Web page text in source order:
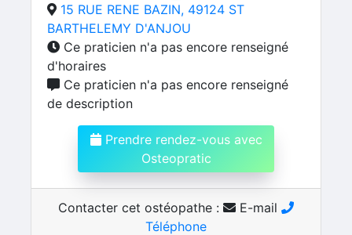
15 RUE RENE BAZIN, 49124 ST
BARTHELEMY D'ANJOU
Ce praticien n'a pas encore renseigné
d'horaires
Ce praticien n'a pas encore renseigné
de description
Prendre rendez-vous avec
Osteopratic
Contacter cet ostéopathe :
E-mail
Téléphone